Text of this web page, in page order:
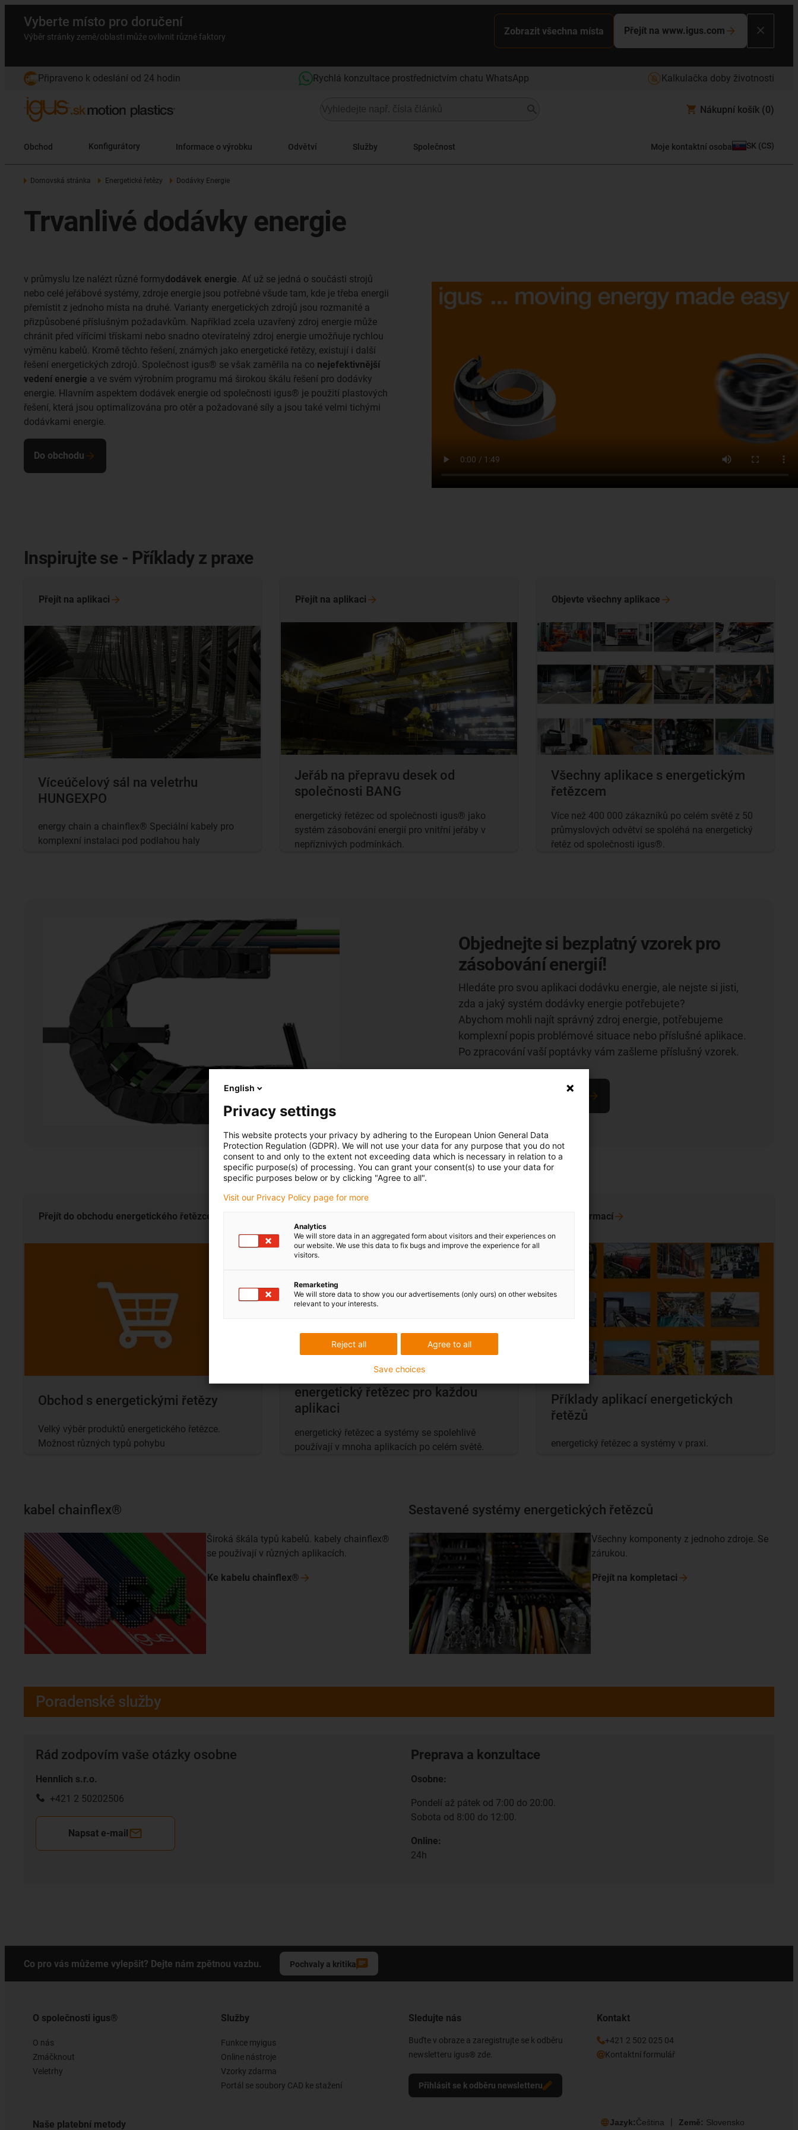
Vyberte místo pro doručení
Výběr stránky země/oblasti může ovlivnit různé faktory
Zobrazit všechna místa Přejít na www.igus.com
Připraveno k odeslání od 24 hodin Rychlá konzultace prostřednictvím chatu WhatsApp Kalkulačka doby životnosti
Nákupní košík (0)
Obchod Konfigurátory Informace o výrobku Odvětví Služby Společnost Moje kontaktní osoba SK (CS)
Domovská stránka Energetické řetězy Dodávky Energie
Trvanlivé dodávky energie
v průmyslu lze nalézt různé formydodávek energie. Ať už se jedná o součásti strojů
nebo celé jeřábové systémy, zdroje energie jsou potřebné všude tam, kde je třeba energii
přemístit z jednoho místa na druhé. Varianty energetických zdrojů jsou rozmanité a
přizpůsobené příslušným požadavkům. Například zcela uzavřený zdroj energie může
chránit před vířícími třískami nebo snadno otevíratelný zdroj energie umožňuje rychlou
výměnu kabelů. Kromě těchto řešení, známých jako energetické řetězy, existují i další
řešení energetických zdrojů. Společnost igus® se však zaměřila na co nejefektivnější
vedení energie a ve svém výrobním programu má širokou škálu řešení pro dodávky
energie. Hlavním aspektem dodávek energie od společnosti igus® je použití plastových
řešení, která jsou optimalizována pro otěr a požadované síly a jsou také velmi tichými
dodávkami energie.
Do obchodu
Inspirujte se - Příklady z praxe
Víceúčelový sál na veletrhu
HUNGEXPO
energy chain a chainflex® Speciální kabely pro
komplexní instalaci pod podlahou haly
Přejít na aplikaci
Jeřáb na přepravu desek od
společnosti BANG
energetický řetězec od společnosti igus® jako
systém zásobování energií pro vnitřní jeřáby v
nepříznivých podmínkách.
Přejít na aplikaci
Všechny aplikace s energetickým
řetězcem
Více než 400 000 zákazníků po celém světě z 50
průmyslových odvětví se spoléhá na energetický
řetěz od společnosti igus®.
Objevte všechny aplikace
Objednejte si bezplatný vzorek pro
zásobování energií!
Hledáte pro svou aplikaci dodávku energie, ale nejste si jisti,
zda a jaký systém dodávky energie potřebujete?
Abychom mohli najít správný zdroj energie, potřebujeme
komplexní popis problémové situace nebo příslušné aplikace.
Po zpracování vaší poptávky vám zašleme příslušný vzorek.
Obchod s energetickými řetězy
Velký výběr produktů energetického řetězce.
Možnost různých typů pohybu
Přejít do obchodu energetického řetězce
energetický řetězec pro každou
aplikaci
energetický řetězec a systémy se spolehlivě
používají v mnoha aplikacích po celém světě.
Příklady aplikací energetických
řetězů
energetický řetězec a systémy v praxi.
informací
kabel chainflex®
Široká škála typů kabelů. kabely chainflex®
se používají v různých aplikacích.
Ke kabelu chainflex®
Sestavené systémy energetických řetězců
Všechny komponenty z jednoho zdroje. Se
zárukou.
Přejít na kompletaci
Poradenské služby
Rád zodpovím vaše otázky osobne
Hennlich s.r.o.
+421 2 50202506
Napsat e-mail
Preprava a konzultace
Osobne:
Pondelí až pátek od 7:00 do 20:00.
Sobota od 8:00 do 12:00.
Online:
24h
Co pro vás můžeme vylepšit? Dejte nám zpětnou vazbu. Pochvaly a kritika
O společnosti igus®
O nás
Zmáčknout
Veletrhy
Naše platební metody
Služby
Funkce myigus
Online nástroje
Vzorky zdarma
Portál se soubory CAD ke stažení
Sledujte nás
Buďte v obraze a zaregistrujte se k odběru
newsletteru igus® zde.
Přihlásit se k odběru newsletteru
Kontakt
+421 2 502 025 04
Kontaktní formulář
Jazyk:Čeština Země: Slovensko
English
Privacy settings
This website protects your privacy by adhering to the European Union General Data
Protection Regulation (GDPR). We will not use your data for any purpose that you do not
consent to and only to the extent not exceeding data which is necessary in relation to a
specific purpose(s) of processing. You can grant your consent(s) to use your data for
specific purposes below or by clicking "Agree to all".
Visit our Privacy Policy page for more
Analytics
We will store data in an aggregated form about visitors and their experiences on
our website. We use this data to fix bugs and improve the experience for all
visitors.
Remarketing
We will store data to show you our advertisements (only ours) on other websites
relevant to your interests.
Agree to all
Reject all
Save choices